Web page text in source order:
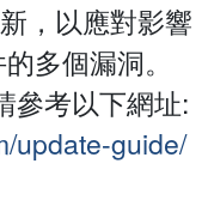
，以應對影響
多個漏洞。
參考以下網址:
update-guide/